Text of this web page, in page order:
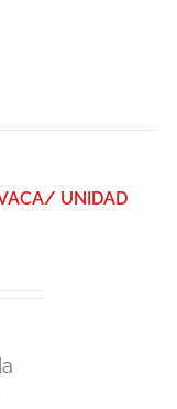
UNIDAD